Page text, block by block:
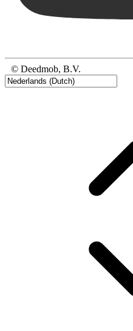
© Deedmob, B.V.